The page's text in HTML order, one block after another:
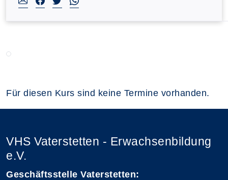
Für diesen Kurs sind keine Termine vorhanden.
VHS Vaterstetten - Erwachsenbildung
e.V.
Geschäftsstelle Vaterstetten: